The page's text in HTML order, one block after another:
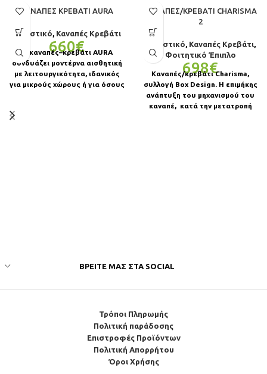
ΚΑΝΑΠΈΣ ΚΡΕΒΆΤΙ AURA
Καθιστικό, Καναπές Κρεβάτι
660€
Ο καναπές–κρεβάτι AURA
συνδυάζει μοντέρνα αισθητική
με λειτουργικότητα, ιδανικός
για μικρούς χώρους ή για όσους
ΚΑΝΑΠΈΣ/ΚΡΕΒΆΤΙ CHARISMA
2
Καθιστικό, Καναπές Κρεβάτι,
Φοιτητικό Έπιπλο
698€
Καναπές/κρεβάτι Charisma,
συλλογή Box Design. Η επιμήκης
ανάπτυξη του μηχανισμού του
καναπέ, κατά την μετατροπή
ΒΡΕΊΤΕ ΜΑΣ ΣΤΑ SOCIAL
Τρόποι Πληρωμής
Πολιτική παράδοσης
Επιστροφές Προϊόντων
Πολιτική Απορρήτου
Όροι Χρήσης